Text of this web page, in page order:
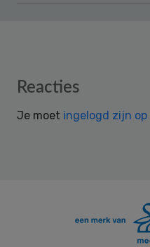
Reader
Reacties
Je moet ingelogd zijn op